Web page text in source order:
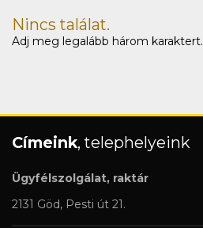
Nincs találat.
Adj meg legalább három karaktert.
Címeink, telephelyeink
Ügyfélszolgálat, raktár
2131 Göd, Pesti út 21.